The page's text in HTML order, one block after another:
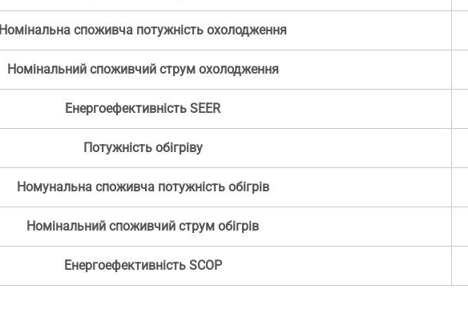
Номінальна споживча потужність охолодження
Номінальний споживчий струм охолодження
Енергоефективність SEER
Потужність обігріву
Номунальна споживча потужність обігрів
Номінальний споживчий струм обігрів
Енергоефективність SCOP